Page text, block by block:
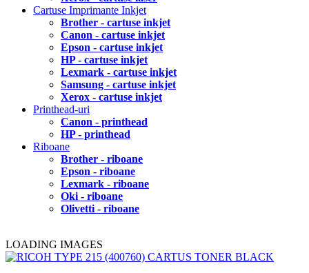
Cartuse Imprimante Inkjet
Brother - cartuse inkjet
Canon - cartuse inkjet
Epson - cartuse inkjet
HP - cartuse inkjet
Lexmark - cartuse inkjet
Samsung - cartuse inkjet
Xerox - cartuse inkjet
Printhead-uri
Canon - printhead
HP - printhead
Riboane
Brother - riboane
Epson - riboane
Lexmark - riboane
Oki - riboane
Olivetti - riboane
LOADING IMAGES